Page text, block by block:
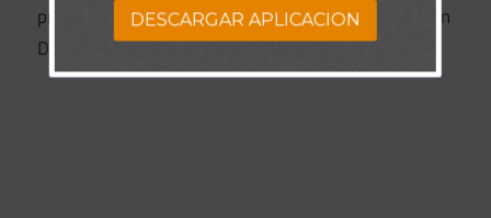
profundizar en nuestra comprensión e intimidad con
Dios, fomentando una conexión más profunda.
DESCARGAR APLICACION